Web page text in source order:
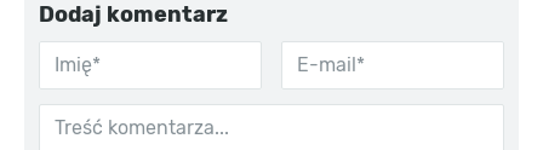
Dodaj komentarz